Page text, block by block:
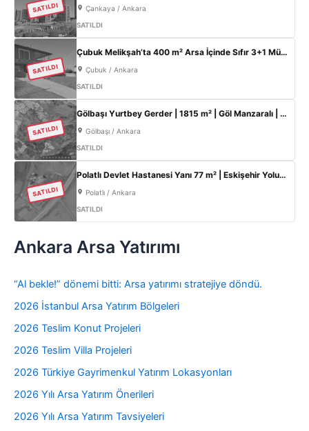
SATILDI
Çankaya / Ankara
SATILDI
SATILDI
Çubuk Melikşah’ta 400 m² Arsa İçinde Sıfır 3+1 Müstakil Ev – Kaçırılmayacak Fırsat!
Çubuk / Ankara
SATILDI
SATILDI
Gölbaşı Yurtbey Gerder | 1815 m² | Göl Manzaralı | TOKİ Yakını Yatırımlık Arazi
Gölbaşı / Ankara
SATILDI
SATILDI
Polatlı Devlet Hastanesi Yanı 77 m² | Eskişehir Yolu Cepheli | Ticari+Konut İmarlı Arsa
Polatlı / Ankara
SATILDI
Ankara Arsa Yatırımı
“Al bekle!” dönemi bitti: Arsa yatırımı stratejiye döndü.
2026 İstanbul Arsa Yatırım Bölgeleri
2026 Teslim Konut Projeleri
2026 Teslim Villa Projeleri
2026 Türkiye Gayrimenkul Yatırım Lokasyonları
2026 Yılı Arsa Yatırım Önerileri
2026 Yılı Arsa Yatırım Tavsiyeleri